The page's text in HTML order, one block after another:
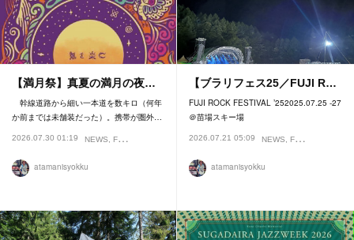
【満月祭】真夏の満月の夜…
幹線道路から細い一本道を数キロ（何年
か前までは未舗装だった）。携帯が圏外…
2026.07.30 01:19 NEWS FESTIVAL
atamanisyokku
【ブラリフェス25／FUJI R…
FUJI ROCK FESTIVAL ’252025.07.25 -27
＠苗場スキー場
2026.07.21 05:09 NEWS FESTIVAL
atamanisyokku